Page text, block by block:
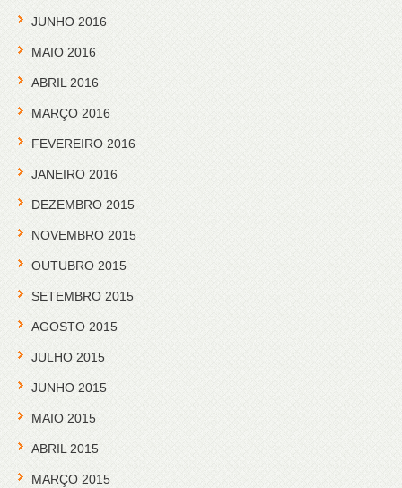
JUNHO 2016
MAIO 2016
ABRIL 2016
MARÇO 2016
FEVEREIRO 2016
JANEIRO 2016
DEZEMBRO 2015
NOVEMBRO 2015
OUTUBRO 2015
SETEMBRO 2015
AGOSTO 2015
JULHO 2015
JUNHO 2015
MAIO 2015
ABRIL 2015
MARÇO 2015